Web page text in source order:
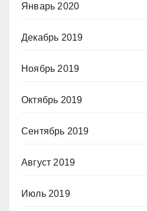
Январь 2020
Декабрь 2019
Ноябрь 2019
Октябрь 2019
Сентябрь 2019
Август 2019
Июль 2019